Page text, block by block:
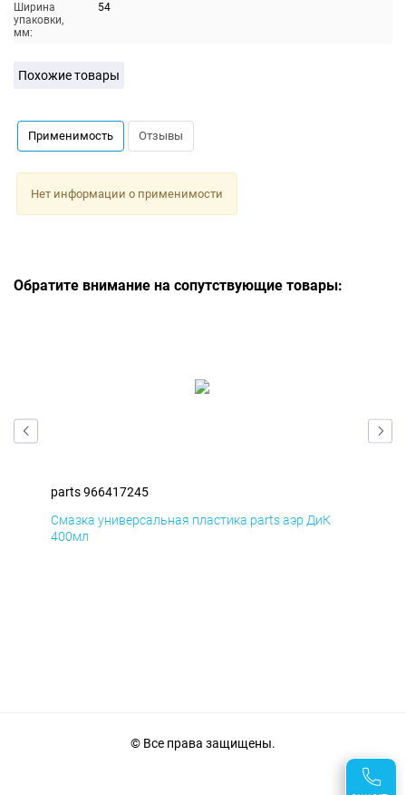
Ширина
упаковки,
мм:
54
Похожие товары
Применимость Отзывы
Нет информации о применимости
Обратите внимание на сопутствующие товары:
parts 966417245
Смазка универсальная пластика parts аэр ДиК
400мл
© Все права защищены.